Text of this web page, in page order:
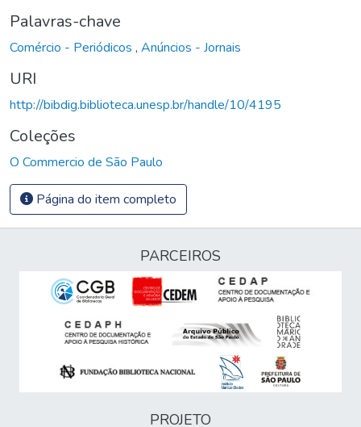
Palavras-chave
Comércio - Periódicos , Anúncios - Jornais
URI
http://bibdig.biblioteca.unesp.br/handle/10/4195
Coleções
O Commercio de São Paulo
Página do item completo
PARCEIROS
PROJETO